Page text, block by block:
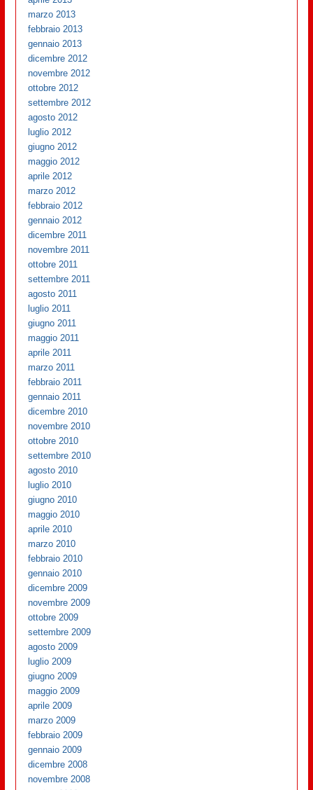
marzo 2013
febbraio 2013
gennaio 2013
dicembre 2012
novembre 2012
ottobre 2012
settembre 2012
agosto 2012
luglio 2012
giugno 2012
maggio 2012
aprile 2012
marzo 2012
febbraio 2012
gennaio 2012
dicembre 2011
novembre 2011
ottobre 2011
settembre 2011
agosto 2011
luglio 2011
giugno 2011
maggio 2011
aprile 2011
marzo 2011
febbraio 2011
gennaio 2011
dicembre 2010
novembre 2010
ottobre 2010
settembre 2010
agosto 2010
luglio 2010
giugno 2010
maggio 2010
aprile 2010
marzo 2010
febbraio 2010
gennaio 2010
dicembre 2009
novembre 2009
ottobre 2009
settembre 2009
agosto 2009
luglio 2009
giugno 2009
maggio 2009
aprile 2009
marzo 2009
febbraio 2009
gennaio 2009
dicembre 2008
novembre 2008